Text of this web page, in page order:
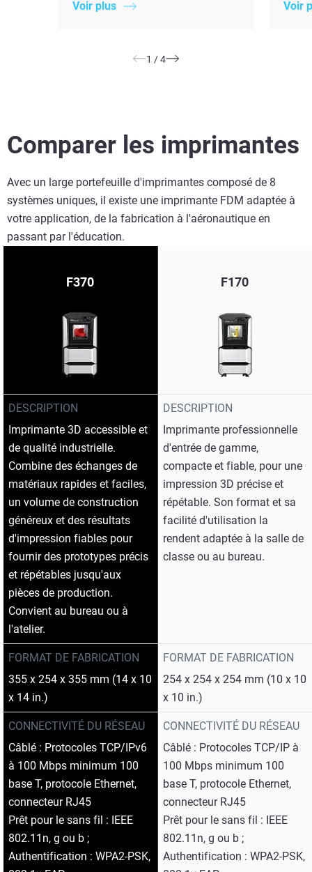
Voir plus Voir
1 /4
Comparer les imprimantes
Avec un large portefeuille d'imprimantes composé de 8
systèmes uniques, il existe une imprimante FDM adaptée à
votre application, de la fabrication à l'aéronautique en
passant par l'éducation.
F370
DESCRIPTION
Imprimante 3D accessible et
de qualité industrielle.
Combine des échanges de
matériaux rapides et faciles,
un volume de construction
généreux et des résultats
d'impression fiables pour
fournir des prototypes précis
et répétables jusqu'aux
pièces de production.
Convient au bureau ou à
l'atelier.
FORMAT DE FABRICATION
355 x 254 x 355 mm (14 x 10
x 14 in.)
CONNECTIVITÉ DU RÉSEAU
Câblé : Protocoles TCP/IPv6
à 100 Mbps minimum 100
base T, protocole Ethernet,
connecteur RJ45
Prêt pour le sans fil : IEEE
802.11n, g ou b ;
Authentification : WPA2-PSK,
F170
DESCRIPTION
Imprimante professionnelle
d'entrée de gamme,
compacte et fiable, pour une
impression 3D précise et
répétable. Son format et sa
facilité d'utilisation la
rendent adaptée à la salle de
classe ou au bureau.
FORMAT DE FABRICATION
254 x 254 x 254 mm (10 x 10
x 10 in.)
CONNECTIVITÉ DU RÉSEAU
Câblé : Protocoles TCP/IP à
100 Mbps minimum 100
base T, protocole Ethernet,
connecteur RJ45
Prêt pour le sans fil : IEEE
802.11n, g ou b ;
Authentification : WPA2-PSK,